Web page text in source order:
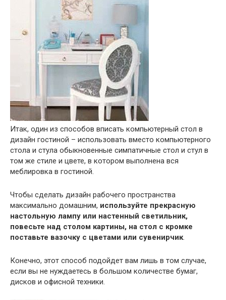
Итак, один из способов вписать компьютерный стол в
дизайн гостиной – использовать вместо компьютерного
стола и стула обыкновенные симпатичные стол и стул в
том же стиле и цвете, в котором выполнена вся
меблировка в гостиной.
Чтобы сделать дизайн рабочего пространства
максимально домашним, используйте прекрасную
настольную лампу или настенный светильник,
повесьте над столом картины, на стол с кромке
поставьте вазочку с цветами или сувенирчик.
Конечно, этот способ подойдет вам лишь в том случае,
если вы не нуждаетесь в большом количестве бумаг,
дисков и офисной техники.